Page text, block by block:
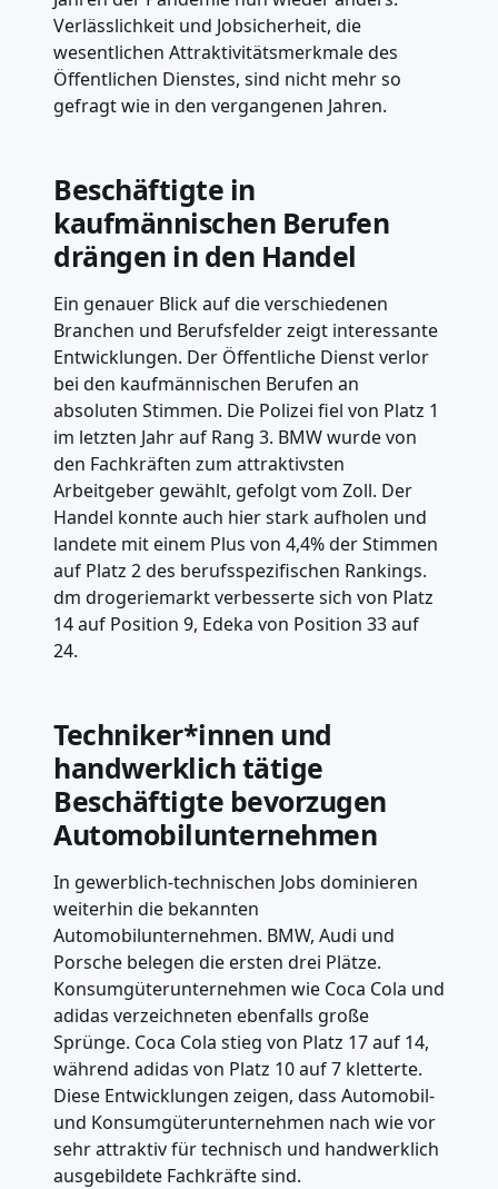
Verlässlichkeit und Jobsicherheit, die
wesentlichen Attraktivitätsmerkmale des
Öffentlichen Dienstes, sind nicht mehr so
gefragt wie in den vergangenen Jahren.
Beschäftigte in
kaufmännischen Berufen
drängen in den Handel
Ein genauer Blick auf die verschiedenen
Branchen und Berufsfelder zeigt interessante
Entwicklungen. Der Öffentliche Dienst verlor
bei den kaufmännischen Berufen an
absoluten Stimmen. Die Polizei fiel von Platz 1
im letzten Jahr auf Rang 3. BMW wurde von
den Fachkräften zum attraktivsten
Arbeitgeber gewählt, gefolgt vom Zoll. Der
Handel konnte auch hier stark aufholen und
landete mit einem Plus von 4,4% der Stimmen
auf Platz 2 des berufsspezifischen Rankings.
dm drogeriemarkt verbesserte sich von Platz
14 auf Position 9, Edeka von Position 33 auf
24.
Techniker*innen und
handwerklich tätige
Beschäftigte bevorzugen
Automobilunternehmen
In gewerblich-technischen Jobs dominieren
weiterhin die bekannten
Automobilunternehmen. BMW, Audi und
Porsche belegen die ersten drei Plätze.
Konsumgüterunternehmen wie Coca Cola und
adidas verzeichneten ebenfalls große
Sprünge. Coca Cola stieg von Platz 17 auf 14,
während adidas von Platz 10 auf 7 kletterte.
Diese Entwicklungen zeigen, dass Automobil-
und Konsumgüterunternehmen nach wie vor
sehr attraktiv für technisch und handwerklich
ausgebildete Fachkräfte sind.